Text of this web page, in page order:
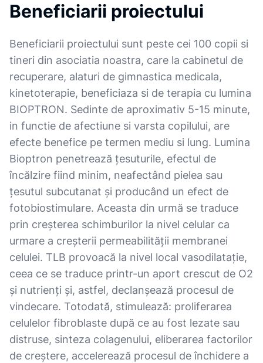
Beneficiarii proiectului
Beneficiarii proiectului sunt peste cei 100 copii si
tineri din asociatia noastra, care la cabinetul de
recuperare, alaturi de gimnastica medicala,
kinetoterapie, beneficiaza si de terapia cu lumina
BIOPTRON. Sedinte de aproximativ 5-15 minute,
in functie de afectiune si varsta copilului, are
efecte benefice pe termen mediu si lung. Lumina
Bioptron penetrează țesuturile, efectul de
încălzire fiind minim, neafectând pielea sau
țesutul subcutanat și producând un efect de
fotobiostimulare. Aceasta din urmă se traduce
prin creșterea schimburilor la nivel celular ca
urmare a creșterii permeabilității membranei
celulei. TLB provoacă la nivel local vasodilatație,
ceea ce se traduce printr-un aport crescut de O2
și nutrienți și, astfel, declanșează procesul de
vindecare. Totodată, stimulează: proliferarea
celulelor fibroblaste după ce au fost lezate sau
distruse, sinteza colagenului, eliberarea factorilor
de creștere, accelerează procesul de închidere a